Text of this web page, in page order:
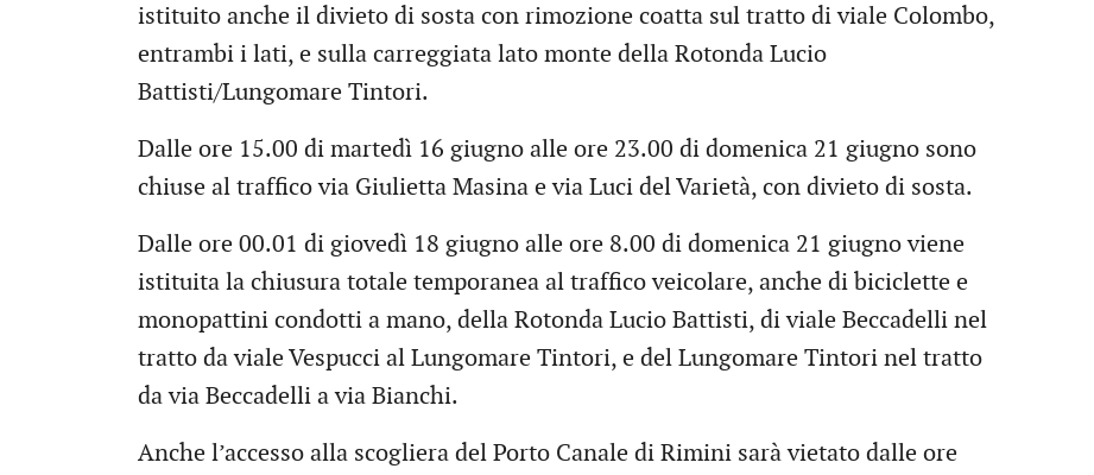
istituito anche il divieto di sosta con rimozione coatta sul tratto di viale Colombo,
entrambi i lati, e sulla carreggiata lato monte della Rotonda Lucio
Battisti/Lungomare Tintori.
Dalle ore 15.00 di martedì 16 giugno alle ore 23.00 di domenica 21 giugno sono
chiuse al traffico via Giulietta Masina e via Luci del Varietà, con divieto di sosta.
Dalle ore 00.01 di giovedì 18 giugno alle ore 8.00 di domenica 21 giugno viene
istituita la chiusura totale temporanea al traffico veicolare, anche di biciclette e
monopattini condotti a mano, della Rotonda Lucio Battisti, di viale Beccadelli nel
tratto da viale Vespucci al Lungomare Tintori, e del Lungomare Tintori nel tratto
da via Beccadelli a via Bianchi.
Anche l’accesso alla scogliera del Porto Canale di Rimini sarà vietato dalle ore